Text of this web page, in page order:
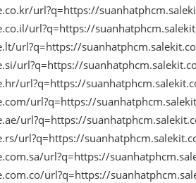
url?q=https://
url?q=https://
url?q=https://
url?q=https://
url?q=https://
url?q=https://
url?q=https://
url?q=https://
url?q=https://
url?q=https://